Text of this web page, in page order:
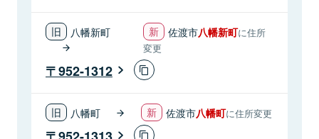
八幡新町 佐渡市八幡新町に住所
変更
952-1312
八幡町 佐渡市八幡町に住所変更